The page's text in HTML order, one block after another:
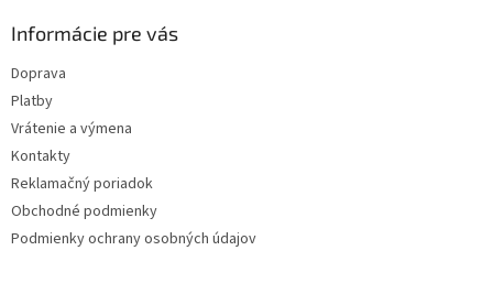
Informácie pre vás
Doprava
Platby
Vrátenie a výmena
Kontakty
Reklamačný poriadok
Obchodné podmienky
Podmienky ochrany osobných údajov